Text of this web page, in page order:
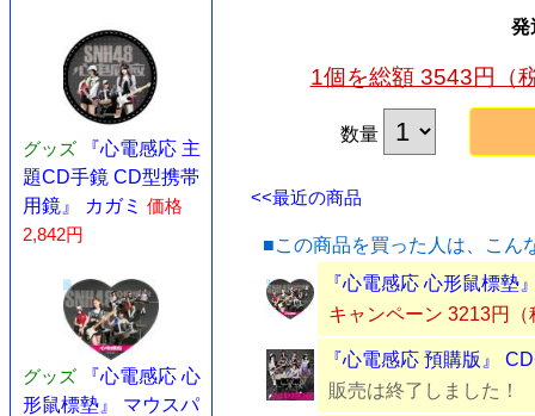
グッズ
『心電感応 主
題CD手鏡 CD型携帯
用鏡』 カガミ 価格
2,842円
グッズ
『心電感応 心
形鼠標墊』 マウスパ
発
1個を総額 3543円（
数量
<<最近の商品
■この商品を買った人は、こん
『心電感応 心形鼠標墊
キャンペーン 3213円（
『心電感応 預購版』
販売は終了しました！